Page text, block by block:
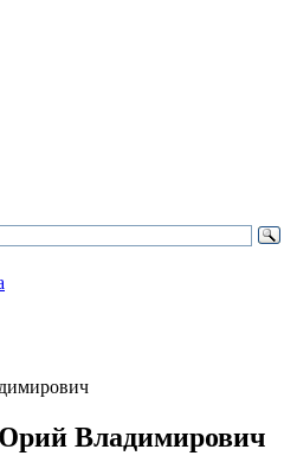
Владимирович